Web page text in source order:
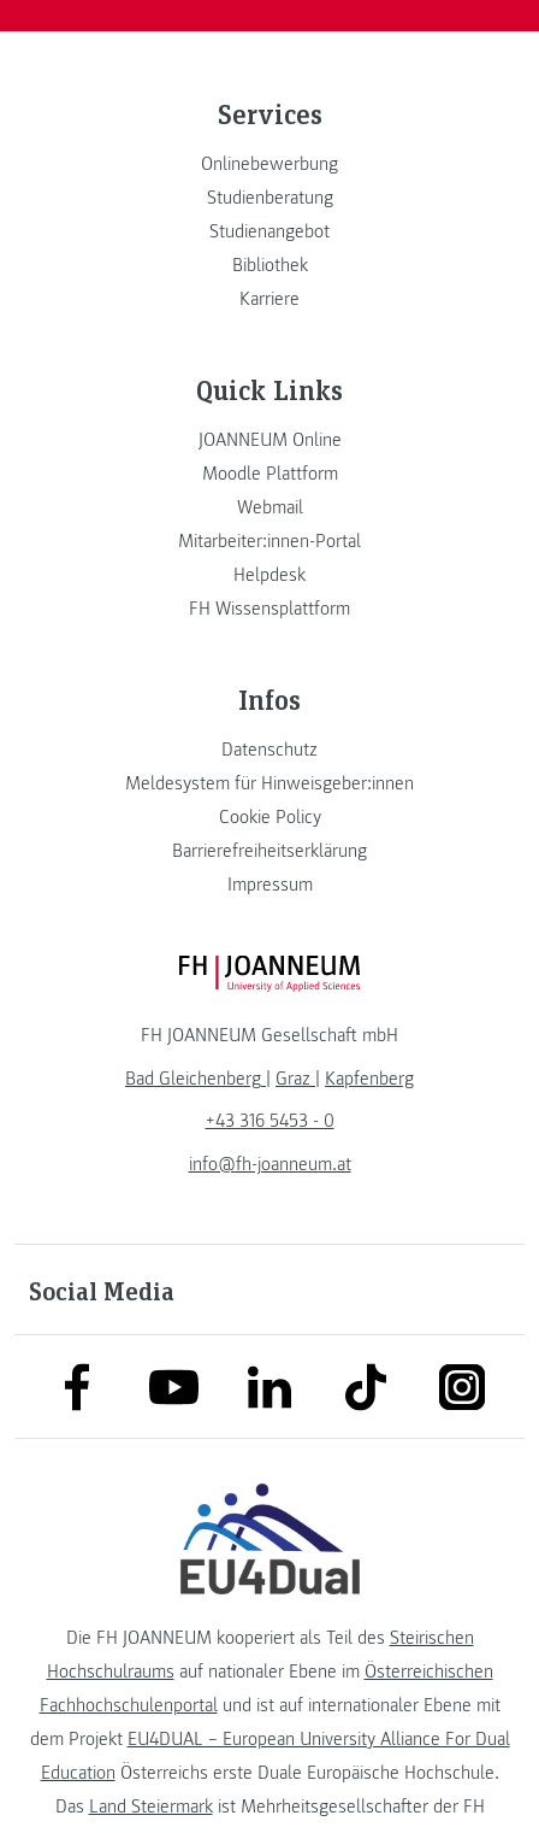
Services
Onlinebewerbung
Studienberatung
Studienangebot
Bibliothek
Karriere
Quick Links
JOANNEUM Online
Moodle Plattform
Webmail
Mitarbeiter:innen-Portal
Helpdesk
FH Wissensplattform
Infos
Datenschutz
Meldesystem für Hinweisgeber:innen
Cookie Policy
Barrierefreiheitserklärung
Impressum
FH JOANNEUM Logo
FH JOANNEUM Gesellschaft mbH
Bad Gleichenberg | Graz | Kapfenberg
+43 316 5453 - 0
info@fh-joanneum.at
Social Media
link to facebooklink to youtubelink to linkedinlink to tiktok link to
Die FH JOANNEUM kooperiert als Teil des Steirischen
Hochschulraums auf nationaler Ebene im Österreichischen
Fachhochschulenportalund ist auf internationaler Ebene mit
dem Projekt EU4DUAL – European University Alliance For Dual
Education Österreichs erste Duale Europäische Hochschule.
Das Land Steiermarkist Mehrheitsgesellschafter der FH